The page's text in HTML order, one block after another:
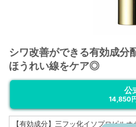
シワ改善ができる有効成分
ほうれい線をケア◎
公
14,850
【有効成分】三フッ化イソプロピル